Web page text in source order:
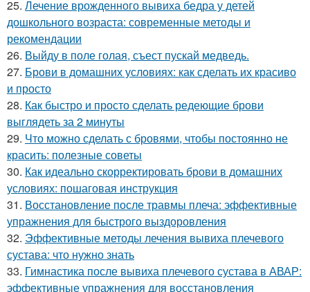
25. Лечение врожденного вывиха бедра у детей
дошкольного возраста: современные методы и
рекомендации
26. Выйду в поле голая, съест пускай медведь.
27. Брови в домашних условиях: как сделать их красиво
и просто
28. Как быстро и просто сделать редеющие брови
выглядеть за 2 минуты
29. Что можно сделать с бровями, чтобы постоянно не
красить: полезные советы
30. Как идеально скорректировать брови в домашних
условиях: пошаговая инструкция
31. Восстановление после травмы плеча: эффективные
упражнения для быстрого выздоровления
32. Эффективные методы лечения вывиха плечевого
сустава: что нужно знать
33. Гимнастика после вывиха плечевого сустава в АВАР:
эффективные упражнения для восстановления